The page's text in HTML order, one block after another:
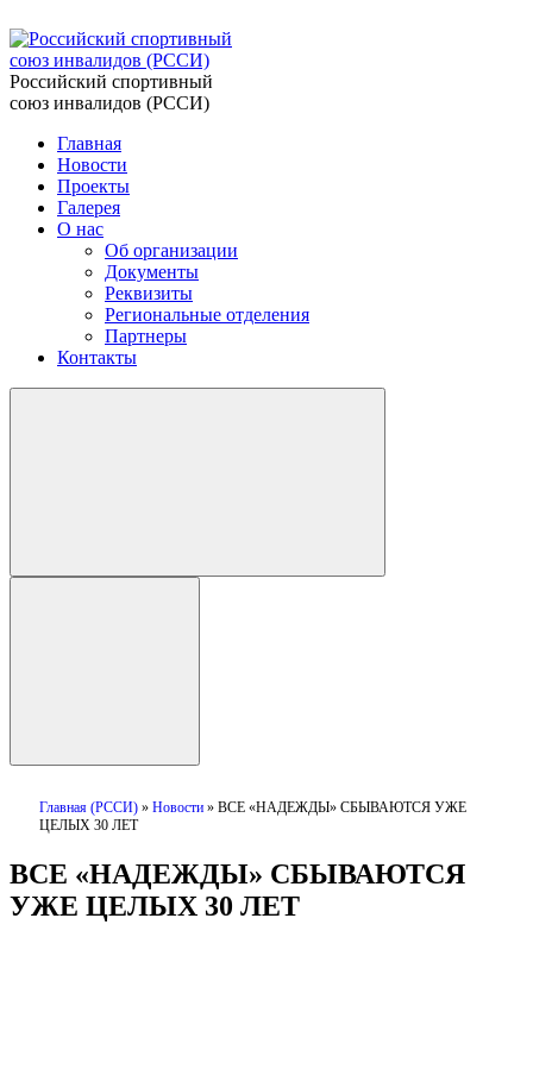
Российский спортивный
союз инвалидов (РССИ)
Главная
Новости
Проекты
Галерея
О нас
Об организации
Документы
Реквизиты
Региональные отделения
Партнеры
Контакты
Главная (РССИ) » Новости » ВСЕ «НАДЕЖДЫ» СБЫВАЮТСЯ УЖЕ
ЦЕЛЫХ 30 ЛЕТ
ВСЕ «НАДЕЖДЫ» СБЫВАЮТСЯ
УЖЕ ЦЕЛЫХ 30 ЛЕТ